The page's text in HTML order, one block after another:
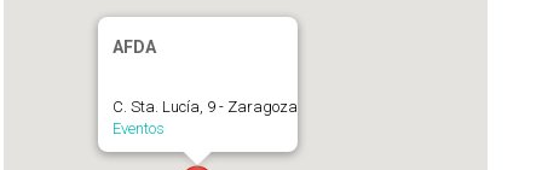
AFDA
C. Sta. Lucía, 9 - Zaragoza
Eventos